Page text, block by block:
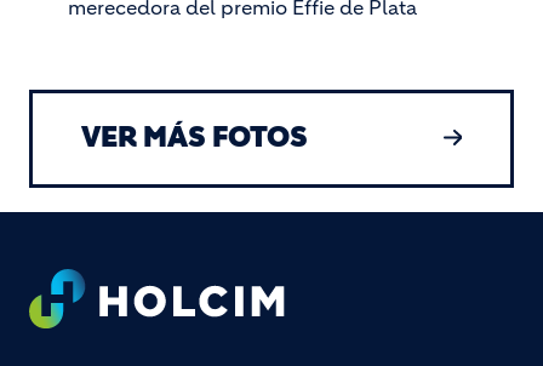
merecedora del premio Effie de Plata
VER MÁS FOTOS
Footer